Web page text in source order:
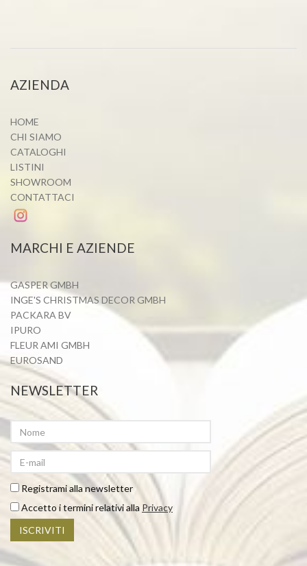
AZIENDA
HOME
CHI SIAMO
CATALOGHI
LISTINI
SHOWROOM
CONTATTACI
MARCHI E AZIENDE
GASPER GMBH
INGE'S CHRISTMAS DECOR GMBH
PACKARA BV
IPURO
FLEUR AMI GMBH
EUROSAND
NEWSLETTER
Nominativo
Inserisci
l'indirizzo
emailRegistrami alla newsletter
Accetto i termini relativi alla Privacy
ISCRIVITI